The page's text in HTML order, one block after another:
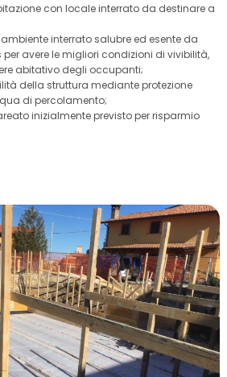
con locale interrato da destinare a
interrato salubre ed esente da
avere le migliori condizioni di vivibilità,
abitativo degli occupanti;
della struttura mediante protezione
di percolamento;
inizialmente previsto per risparmio